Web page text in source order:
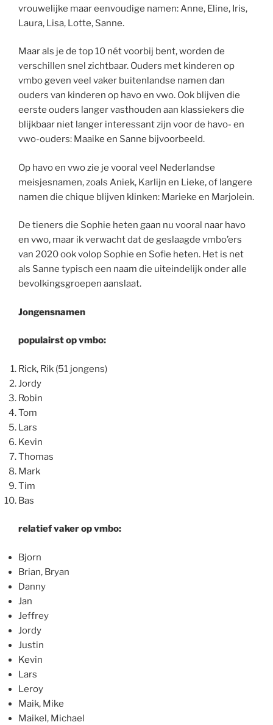
vrouwelijke maar eenvoudige namen: Anne, Eline, Iris,
Laura, Lisa, Lotte, Sanne.
Maar als je de top 10 nét voorbij bent, worden de
verschillen snel zichtbaar. Ouders met kinderen op
vmbo geven veel vaker buitenlandse namen dan
ouders van kinderen op havo en vwo. Ook blijven die
eerste ouders langer vasthouden aan klassiekers die
blijkbaar niet langer interessant zijn voor de havo- en
vwo-ouders: Maaike en Sanne bijvoorbeeld.
Op havo en vwo zie je vooral veel Nederlandse
meisjesnamen, zoals Aniek, Karlijn en Lieke, of langere
namen die chique blijven klinken: Marieke en Marjolein.
De tieners die Sophie heten gaan nu vooral naar havo
en vwo, maar ik verwacht dat de geslaagde vmbo’ers
van 2020 ook volop Sophie en Sofie heten. Het is net
als Sanne typisch een naam die uiteindelijk onder alle
bevolkingsgroepen aanslaat.
Jongensnamen
populairst op vmbo:
Rick, Rik (51 jongens)
Jordy
Robin
Tom
Lars
Kevin
Thomas
Mark
Tim
Bas
relatief vaker op vmbo:
Bjorn
Brian, Bryan
Danny
Jan
Jeffrey
Jordy
Justin
Kevin
Lars
Leroy
Maik, Mike
Maikel, Michael